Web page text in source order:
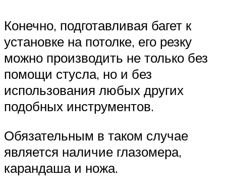
Конечно, подготавливая багет к
установке на потолке, его резку
можно производить не только без
помощи стусла, но и без
использования любых других
подобных инструментов.
Обязательным в таком случае
является наличие глазомера,
карандаша и ножа.